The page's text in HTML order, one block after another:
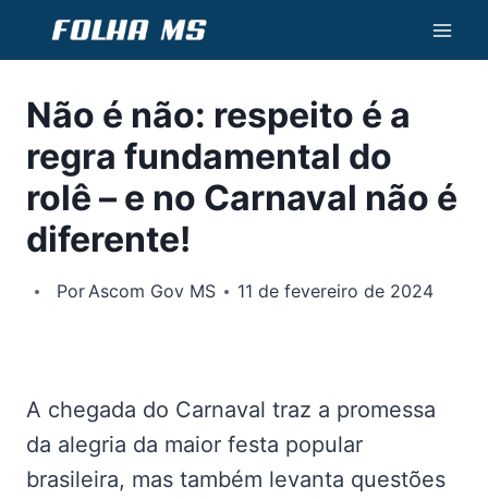
Conteúdo
Não é não: respeito é a
regra fundamental do
rolê – e no Carnaval não é
diferente!
PorAscom Gov MS 11 de fevereiro de 2024
A chegada do Carnaval traz a promessa
da alegria da maior festa popular
brasileira, mas também levanta questões